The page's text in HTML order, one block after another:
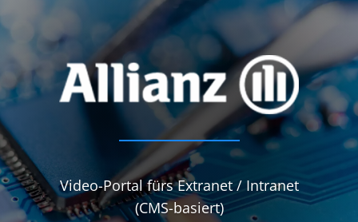
Video-Portal fürs Extranet / Intranet
(CMS-basiert)